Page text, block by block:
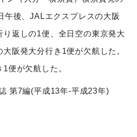
午後、JALエクスプレスの大阪
返しの1便、全日空の東京発大
阪発大分行き1便が欠航した。
便が欠航した。
第7編(平成13年-平成23年)